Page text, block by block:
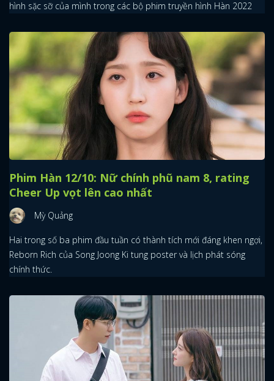
hình sặc sỡ của mình trong các bộ phim truyền hình Hàn 2022
Phim Hàn 12/10: Nữ chính phũ nam 8, rating
Cheer Up vọt lên cao nhất
Mỳ Quảng
Hai trong số ba phim đầu tuần có thành tích mới đáng khen ngợi,
Reborn Rich của Song Joong Ki tung poster và lịch phát sóng
chính thức.